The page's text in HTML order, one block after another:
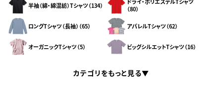
半袖（綿・綿混紡）Tシャツ（134）
ドライ・ポリエステルTシャツ
（80）
ロングTシャツ（長袖）（65） アパレルTシャツ（62）
オーガニックTシャツ（5） ビッグシルエットTシャツ（16）
カテゴリをもっと見る